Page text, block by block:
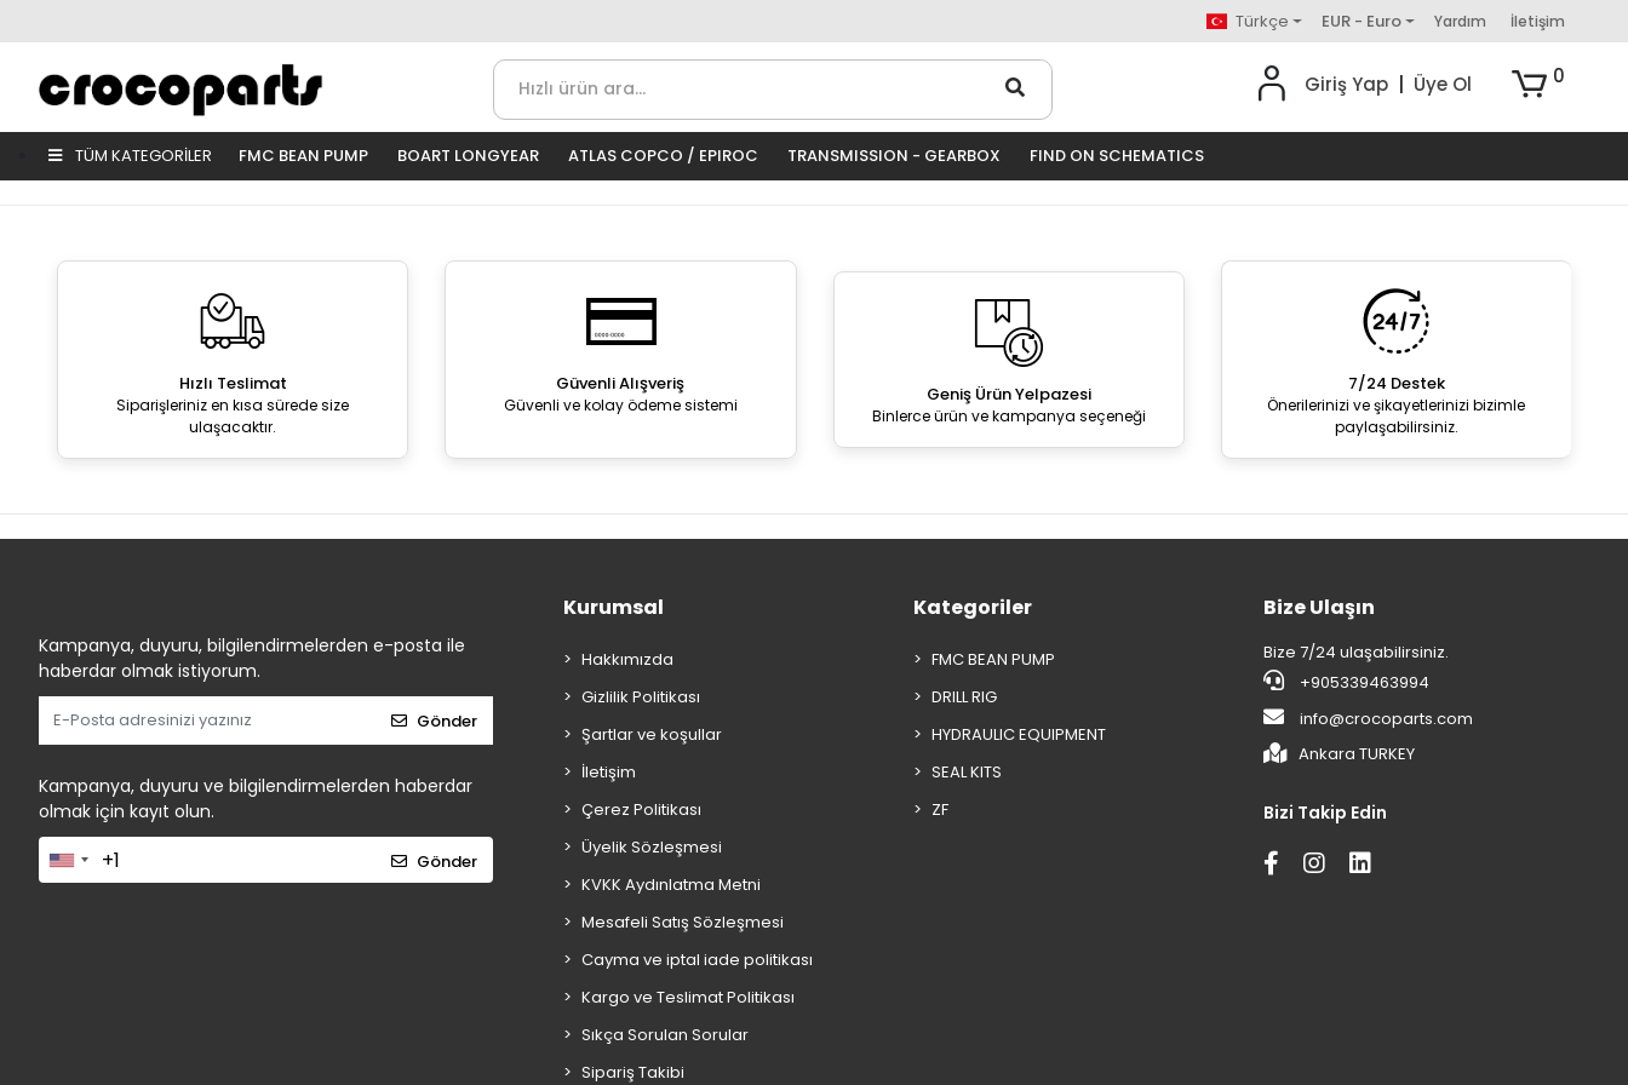
Türkçe EUR - Euro Yardım İletişim
Giriş Yap Üye Ol 0
TÜM KATEGORİLER FMC BEAN PUMP BOART LONGYEAR ATLAS COPCO / EPIROC TRANSMISSION - GEARBOX FIND ON SCHEMATICS
Hızlı Teslimat
Siparişleriniz en kısa sürede size
ulaşacaktır.
Güvenli Alışveriş
Güvenli ve kolay ödeme sistemi Geniş Ürün Yelpazesi
Binlerce ürün ve kampanya seçeneği
7/24 Destek
Önerilerinizi ve şikayetlerinizi bizimle
paylaşabilirsiniz.
Kampanya, duyuru, bilgilendirmelerden e-posta ile
haberdar olmak istiyorum.
Gönder
Kampanya, duyuru ve bilgilendirmelerden haberdar
olmak için kayıt olun.
Gönder
Kurumsal
Hakkımızda
Gizlilik Politikası
Şartlar ve koşullar
İletişim
Çerez Politikası
Üyelik Sözleşmesi
KVKK Aydınlatma Metni
Mesafeli Satış Sözleşmesi
Cayma ve iptal iade politikası
Kargo ve Teslimat Politikası
Sıkça Sorulan Sorular
Sipariş Takibi
Kategoriler
FMC BEAN PUMP
DRILL RIG
HYDRAULIC EQUIPMENT
SEAL KITS
ZF
Bize Ulaşın
Bize 7/24 ulaşabilirsiniz.
+905339463994
info@crocoparts.com
Ankara TURKEY
Bizi Takip Edin